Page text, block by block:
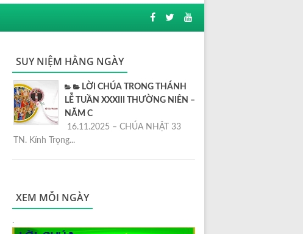
SUY NIỆM HẰNG NGÀY
LỜI CHÚA TRONG THÁNH
LỄ TUẦN XXXIII THƯỜNG NIÊN –
NĂM C
16.11.2025 – CHÚA NHẬT 33
TN. Kính Trọng...
XEM MỖI NGÀY
.